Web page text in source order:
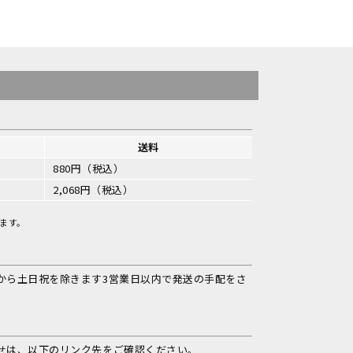
送料
880円（税込）
2,068円（税込）
。
土日祝を除きます3営業日以内で発送の手配をさ
、以下のリンク先をご確認ください。